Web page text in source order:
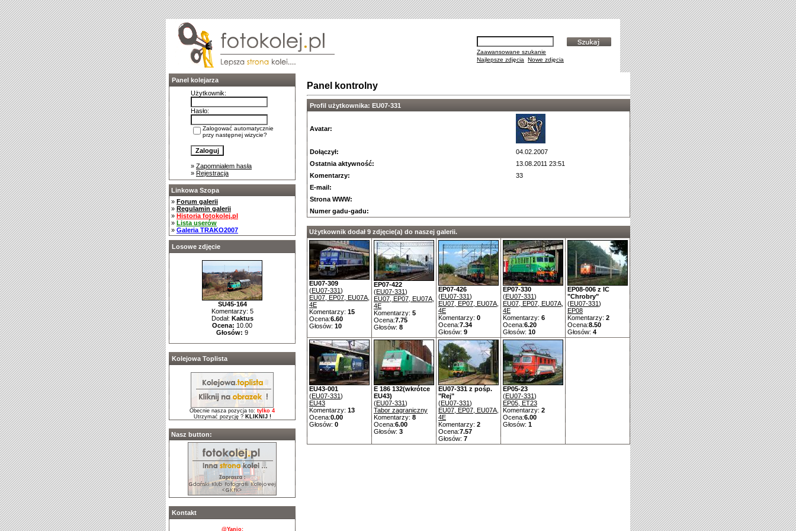
Zaawansowane szukanie
Najlepsze zdjęcia
Nowe zdjęcia
Panel kolejarza
Użytkownik:
Hasło:
Zalogować automatycznie
przy następnej wizycie?
» Zapomniałem hasła
» Rejestracja
Linkowa Szopa
» Forum galerii
» Regulamin galerii
» Historia fotokolej.pl
» Lista userów
» Galeria TRAKO2007
Losowe zdjęcie
SU45-164
Komentarzy: 5
Dodał: Kaktus
Ocena: 10.00
Głosów: 9
Kolejowa Toplista
Obecnie nasza pozycja to: tylko 4
Utrzymać pozycję ? KLIKNIJ !
Nasz button:
Kontakt
@Yanio:
Panel kontrolny
Profil użytkownika: EU07-331
Avatar:
Dołączył:
04.02.2007
Ostatnia aktywność:
13.08.2011 23:51
Komentarzy:
33
E-mail:
Strona WWW:
Numer gadu-gadu:
Użytkownik dodał 9 zdjęcie(a) do naszej galerii.
EU07-309
(EU07-331)
EU07, EP07, EU07A,
4E
Komentarzy: 15
Ocena:6.60
Głosów: 10
EP07-422
(EU07-331)
EU07, EP07, EU07A,
4E
Komentarzy: 5
Ocena:7.75
Głosów: 8
EP07-426
(EU07-331)
EU07, EP07, EU07A,
4E
Komentarzy: 0
Ocena:7.34
Głosów: 9
EP07-330
(EU07-331)
EU07, EP07, EU07A,
4E
Komentarzy: 6
Ocena:6.20
Głosów: 10
EP08-006 z IC
"Chrobry"
(EU07-331)
EP08
Komentarzy: 2
Ocena:8.50
Głosów: 4
EU43-001
(EU07-331)
EU43
Komentarzy: 13
Ocena:0.00
Głosów: 0
E 186 132(wkrótce
EU43)
(EU07-331)
Tabor zagraniczny
Komentarzy: 8
Ocena:6.00
Głosów: 3
EU07-331 z pośp.
"Rej"
(EU07-331)
EU07, EP07, EU07A,
4E
Komentarzy: 2
Ocena:7.57
Głosów: 7
EP05-23
(EU07-331)
EP05, ET23
Komentarzy: 2
Ocena:6.00
Głosów: 1